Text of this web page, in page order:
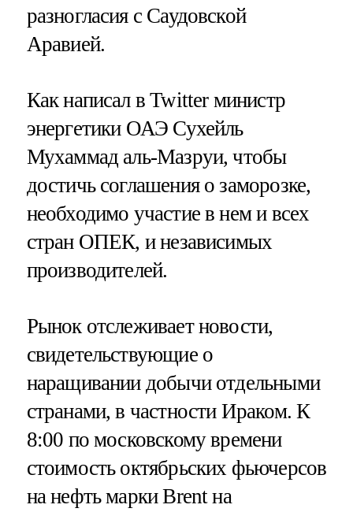
разногласия с Саудовской
Аравией.
Как написал в Twitter министр
энергетики ОАЭ Сухейль
Мухаммад аль-Мазруи, чтобы
достичь соглашения о заморозке,
необходимо участие в нем и всех
стран ОПЕК, и независимых
производителей.
Рынок отслеживает новости,
свидетельствующие о
наращивании добычи отдельными
странами, в частности Ираком. К
8:00 по московскому времени
стоимость октябрьских фьючерсов
на нефть марки Brent на